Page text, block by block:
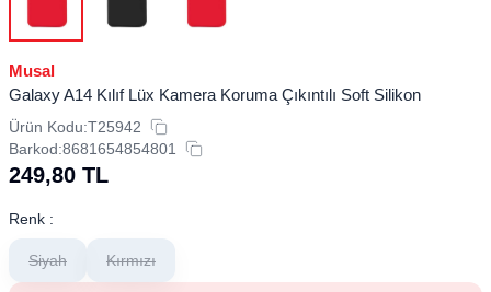
Musal
Galaxy A14 Kılıf Lüx Kamera Koruma Çıkıntılı Soft Silikon
Ürün Kodu:T25942
Barkod:8681654854801
249,80 TL
Renk :
Siyah Kırmızı